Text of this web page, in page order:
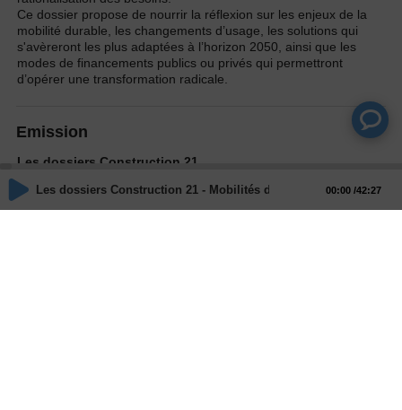
Ce dossier propose de nourrir la réflexion sur les enjeux de la
mobilité durable, les changements d’usage, les solutions qui
s'avèreront les plus adaptées à l’horizon 2050, ainsi que les
modes de financements publics ou privés qui permettront
d’opérer une transformation radicale.
Emission
Les dossiers Construction 21
Animateurs
Les dossiers Construction 21 - Mobilités décarbonées : Enjeux
00:00 42:27